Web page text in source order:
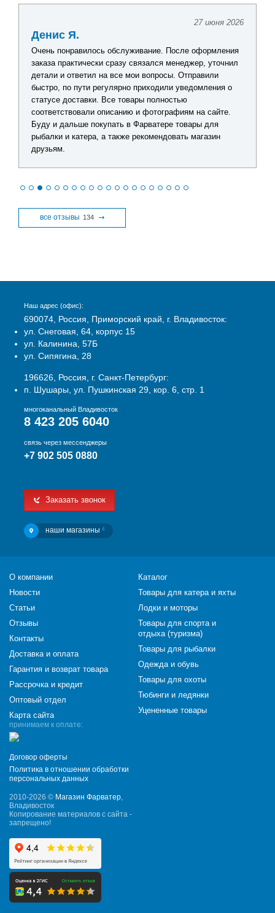
27 июня 2026
Денис Я.
Очень понравилось обслуживание. После оформления
заказа практически сразу связался менеджер, уточнил
детали и ответил на все мои вопросы. Отправили
быстро, по пути регулярно приходили уведомления о
статусе доставки. Все товары полностью
соответствовали описанию и фотографиям на сайте.
Буду и дальше покупать в Фарватере товары для
рыбалки и катера, а также рекомендовать магазин
друзьям.
все отзывы 134
Наш адрес (офис):
690074, Россия, Приморский край, г. Владивосток:
ул. Снеговая, 64, корпус 15
ул. Калинина, 57Б
ул. Сипягина, 28
196626, Россия, г. Санкт-Петербург:
п. Шушары, ул. Пушкинская 29, кор. 6, стр. 1
многоканальный Владивосток
8 423 205 6040
связь через мессенджеры
+7 902 505 0880
Заказать звонок
наши магазины 4
принимаем к оплате:
Договор оферты
Политика в отношении обработки
персональных данных
2010-2026 © Магазин Фарватер,
Владивосток
Копирование материалов с сайта -
запрещено!
О компании
Новости
Статьи
Отзывы
Контакты
Доставка и оплата
Гарантия и возврат товара
Рассрочка и кредит
Оптовый отдел
Карта сайта
Каталог
Товары для катера и яхты
Лодки и моторы
Товары для спорта и
отдыха (туризма)
Товары для рыбалки
Одежда и обувь
Товары для охоты
Тюбинги и ледянки
Уцененные товары